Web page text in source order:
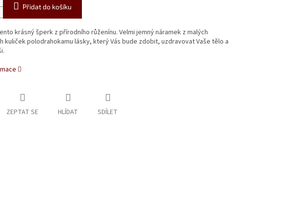
Přidat do košíku
krásný šperk z přírodního růženínu. Velmi jemný náramek z malých
kuliček polodrahokamu lásky, který Vás bude zdobit, uzdravovat Vaše tělo a
ZEPTAT SE HLÍDAT SDÍLET